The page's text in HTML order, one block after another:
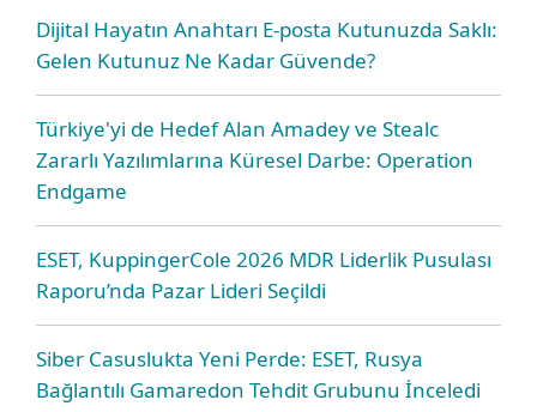
Dijital Hayatın Anahtarı E-posta Kutunuzda Saklı:
Gelen Kutunuz Ne Kadar Güvende?
Türkiye'yi de Hedef Alan Amadey ve Stealc
Zararlı Yazılımlarına Küresel Darbe: Operation
Endgame
ESET, KuppingerCole 2026 MDR Liderlik Pusulası
Raporu’nda Pazar Lideri Seçildi
Siber Casuslukta Yeni Perde: ESET, Rusya
Bağlantılı Gamaredon Tehdit Grubunu İnceledi